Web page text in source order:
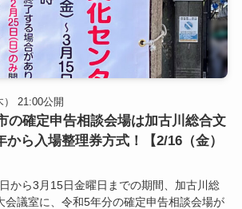
） 21:00公開
の確定申告相談会場は加古川総合文
ら入場整理券方式！【2/16（金）
から3月15日金曜日までの期間、加古川総
会議室に、令和5年分の確定申告相談会場が